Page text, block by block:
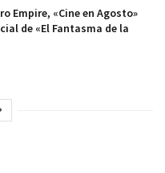
Empire, «Cine en Agosto»
de «El Fantasma de la